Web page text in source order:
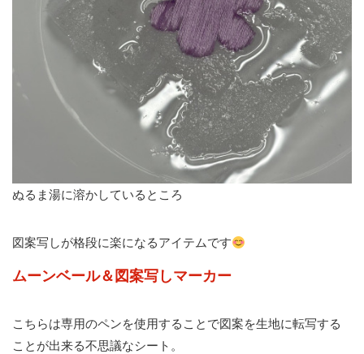
ぬるま湯に溶かしているところ
図案写しが格段に楽になるアイテムです
ムーンベール＆図案写しマーカー
こちらは専用のペンを使用することで図案を生地に転写する
ことが出来る不思議なシート。